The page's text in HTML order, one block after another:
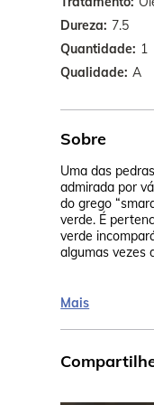
Dureza 7.5
Quantidade 1
Qualidade A
Sobre
Uma das
admirada por
do grego
verde. É
verde
algumas vezes
Mais